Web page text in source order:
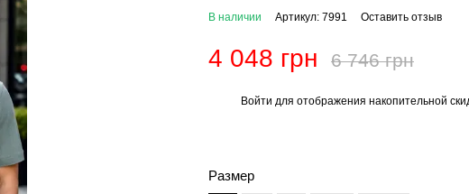
В наличии Артикул: 7991 Оставить отзыв
4 048 грн 6 746 грн
Войти для отображения накопительной
Размер